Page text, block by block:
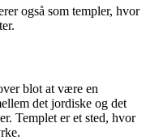
også som templer, hvor
blot at være en
det jordiske og det
Templet er et sted, hvor